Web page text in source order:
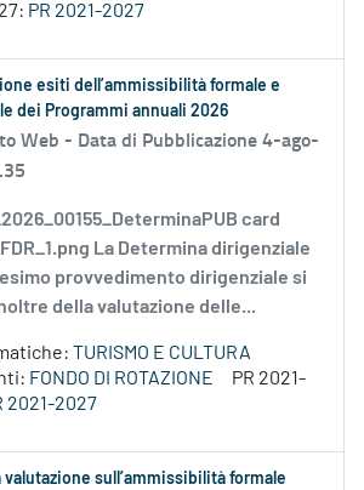
PR 2021-2027
esiti dell’ammissibilità formale e
dei Programmi annuali 2026
Web - Data di Pubblicazione 4-ago-
card
La Determina dirigenziale
provvedimento dirigenziale si
della valutazione delle...
TURISMO E CULTURA
FONDO DI ROTAZIONE
PR 2021-
2021-2027
valutazione sull’ammissibilità formale